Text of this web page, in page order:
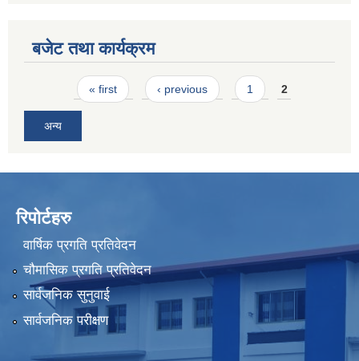
बजेट तथा कार्यक्रम
Pages« first ‹ previous 1 2
अन्य
रिपोर्टहरु
वार्षिक प्रगति प्रतिवेदन
चौमासिक प्रगति प्रतिवेदन
सार्वजनिक सुनुवाई
सार्वजनिक परीक्षण